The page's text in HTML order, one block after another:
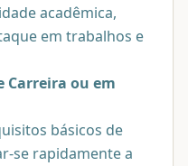
acadêmica,
em trabalhos e
Carreira ou em
básicos de
se rapidamente a